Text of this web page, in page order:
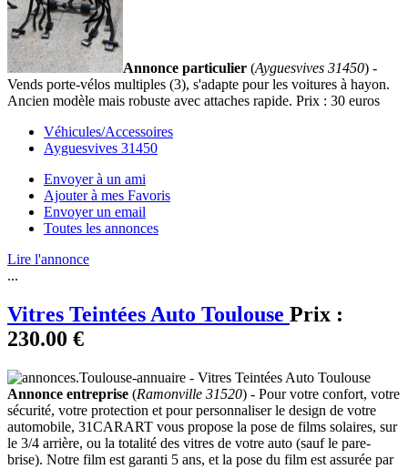
Annonce particulier (Ayguesvives 31450) -
Vends porte-vélos multiples (3), s'adapte pour les voitures à hayon.
Ancien modèle mais robuste avec attaches rapide. Prix : 30 euros
Véhicules/Accessoires
Ayguesvives 31450
Envoyer à un ami
Ajouter à mes Favoris
Envoyer un email
Toutes les annonces
Lire l'annonce
...
Vitres Teintées Auto Toulouse Prix :
230.00 €
Annonce entreprise (Ramonville 31520) - Pour votre confort, votre
sécurité, votre protection et pour personnaliser le design de votre
automobile, 31CARART vous propose la pose de films solaires, sur
le 3/4 arrière, ou la totalité des vitres de votre auto (sauf le pare-
brise). Notre film est garanti 5 ans, et la pose du film est assurée par